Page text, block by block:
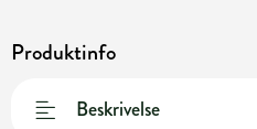
Produktinfo
Beskrivelse